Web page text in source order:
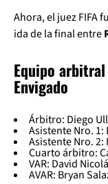
Ahora, el juez FIFA
ida de la final entre
Equipo arbitral
Envigado
Árbitro: Diego
Asistente Nro. 1:
Asistente Nro. 2:
Cuarto árbitro:
VAR: David
AVAR: Bryan